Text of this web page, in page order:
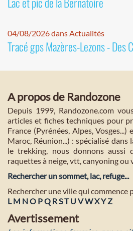
04/08/2026 dans Actualités
Tracé gps Mazères-Lezons - Des
A propos de Randozone
Depuis 1999, Randozone.com
articles et fiches techniques pour
France (Pyrénées, Alpes,
Maroc, Réunion...) : spécialisé
le trekking, nous donnons aussi
raquettes à neige, vtt, canyoning ou
Rechercher un sommet, lac, refuge...
Rechercher une ville qui commence
L M NO PQ RST U VWXYZ
Avertissement